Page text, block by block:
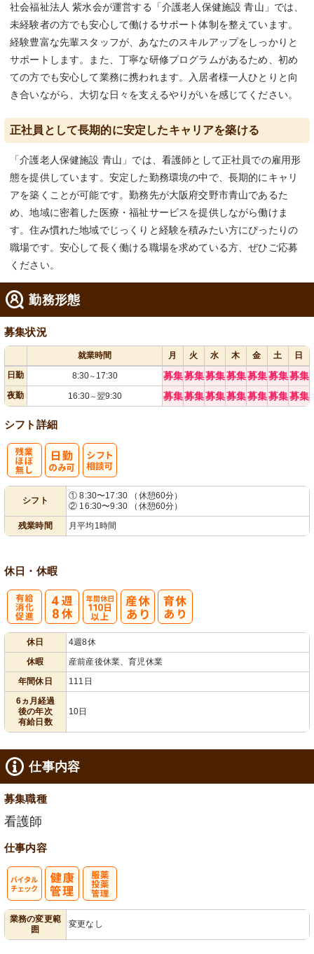
社会福祉法人 紫水会が運営する「介護老人保健施設 青山」では、
未経験者の方でも安心して働けるサポート体制を整えています。
経験豊富な先輩スタッフが、あなたのスキルアップをしっかりと
サポートします。また、丁寧な研修プログラムがあるため、初め
ての方でも安心して業務に携われます。入居者様一人ひとりと向
き合いながら、大切な日々を支えるやりがいを感じてください。
正社員として長期的に安定したキャリアを築ける
「介護老人保健施設 青山」では、看護師として正社員での雇用形
態を提供しています。安定した勤務環境の中で、長期的にキャリ
アを築くことが可能です。勤務先が大阪府交野市青山であるた
め、地域に密着した医療・福祉サービスを提供しながら働けま
す。住み慣れた地域でじっくりと経験を積みたい方にぴったりの
職場です。安心して長く働ける職場を求めている方、ぜひご応募
ください。
勤務形態
募集状況
就業時間 月 火 水 木 金 土
日
日勤
8:30～ 17:30 募集募集募集募集募集募集募集
夜勤 16:30～翌9:30 募集募集募集募集募集募集募集
シフト詳細
シフト
① 8:30〜17:30 （休憩60分）
② 16:30〜9:30 （休憩60分）
残業時間
月平均1時間
休日・休暇
休日
4週8休
休暇
産前産後休業、育児休業
年間休日
111日
6ヵ月経過
後の年次
有給日数
10日
仕事内容
募集職種
看護師
仕事内容
業務の変更範
囲
変更なし